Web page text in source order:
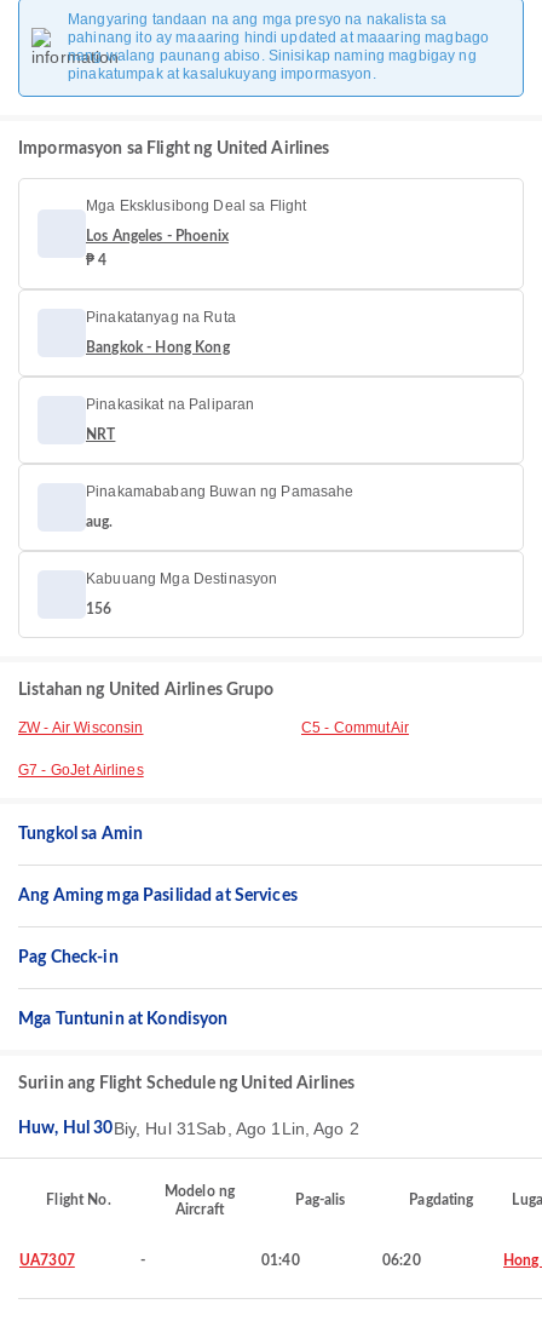
Mangyaring tandaan na ang mga presyo na nakalista sa
pahinang ito ay maaaring hindi updated at maaaring magbago
nang walang paunang abiso. Sinisikap naming magbigay ng
pinakatumpak at kasalukuyang impormasyon.
Impormasyon sa Flight ng United Airlines
Mga Eksklusibong Deal sa Flight
Los Angeles - Phoenix
₱ 4
Pinakatanyag na Ruta
Bangkok - Hong Kong
Pinakasikat na Paliparan
NRT
Pinakamababang Buwan ng Pamasahe
aug.
Kabuuang Mga Destinasyon
156
Listahan ng United Airlines Grupo
ZW - Air Wisconsin C5 - CommutAir
G7 - GoJet Airlines
Tungkol sa Amin
Ang Aming mga Pasilidad at Services
Pag Check-in
Mga Tuntunin at Kondisyon
Suriin ang Flight Schedule ng United Airlines
Huw, Hul 30Biy, Hul 31 Sab, Ago 1 Lin, Ago 2
Flight No.
Modelo ng
Aircraft
Pag-alis Pagdating
UA7307 - 01:40 06:20